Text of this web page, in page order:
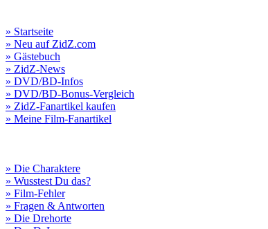
» Startseite
» Neu auf ZidZ.com
» Gästebuch
» ZidZ-News
» DVD/BD-Infos
» DVD/BD-Bonus-Vergleich
» ZidZ-Fanartikel kaufen
» Meine Film-Fanartikel
» Die Charaktere
» Wusstest Du das?
» Film-Fehler
» Fragen & Antworten
» Die Drehorte